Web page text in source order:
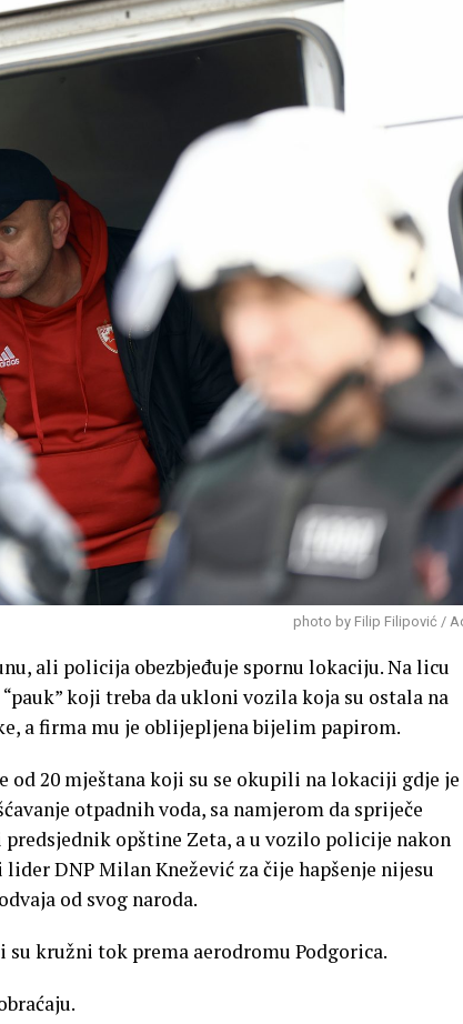
photo by Filip Filipović /
ali policija obezbjeđuje spornu lokaciju. Na licu
koji treba da ukloni vozila koja su ostala na
a firma mu je oblijepljena bijelim papirom.
20 mještana koji su se okupili na lokaciji gdje je
otpadnih voda, sa namjerom da spriječe
opštine Zeta, a u vozilo policije nakon
DNP Milan Knežević za čije hapšenje nijesu
od svog naroda.
kružni tok prema aerodromu Podgorica.